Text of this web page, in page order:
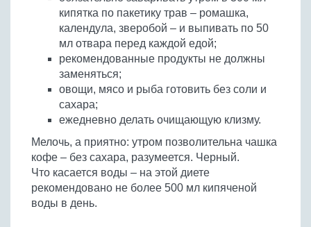
кипятка по пакетику трав – ромашка,
календула, зверобой – и выпивать по 50
мл отвара перед каждой едой;
рекомендованные продукты не должны
заменяться;
овощи, мясо и рыба готовить без соли и
сахара;
ежедневно делать очищающую клизму.
Мелочь, а приятно: утром позволительна чашка
кофе – без сахара, разумеется. Черный.
Что касается воды – на этой диете
рекомендовано не более 500 мл кипяченой
воды в день.